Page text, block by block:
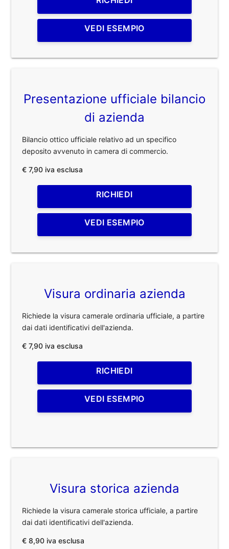
VEDI ESEMPIO
Presentazione ufficiale bilancio
di azienda
Bilancio ottico ufficiale relativo ad un specifico
deposito avvenuto in camera di commercio.
€ 7,90 iva esclusa
RICHIEDI
VEDI ESEMPIO
Visura ordinaria azienda
Richiede la visura camerale ordinaria ufficiale, a partire
dai dati identificativi dell'azienda.
€ 7,90 iva esclusa
RICHIEDI
VEDI ESEMPIO
Visura storica azienda
Richiede la visura camerale storica ufficiale, a partire
dai dati identificativi dell'azienda.
€ 8,90 iva esclusa